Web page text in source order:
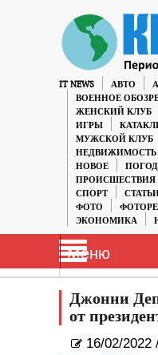
IT NEWS АВТО
ВОЕННОЕ
ЖЕНСКИЙ КЛУБ
ИГРЫ
МУЖСКОЙ КЛУБ
НЕДВИЖИМОСТЬ
НОВОЕ
ПРОИСШЕСТВИЯ
СПОРТ
ФОТО
ЭКОНОМИКА
Меню
Джонни
от
16/02/2022